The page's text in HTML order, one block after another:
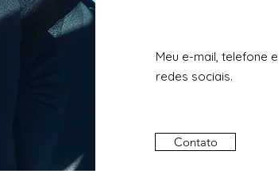
Meu e-mail, telefone e
redes sociais.
Contato